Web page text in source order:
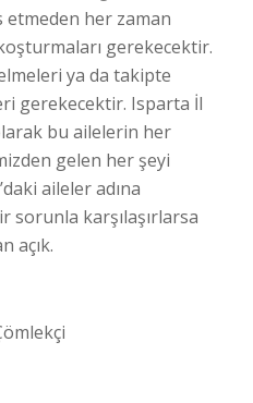
etmeden her zaman
gerekecektir.
ya da takipte
gerekecektir. Isparta İl
bu ailelerin her
gelen her şeyi
aileler adına
sorunla karşılaşırlarsa
açık.